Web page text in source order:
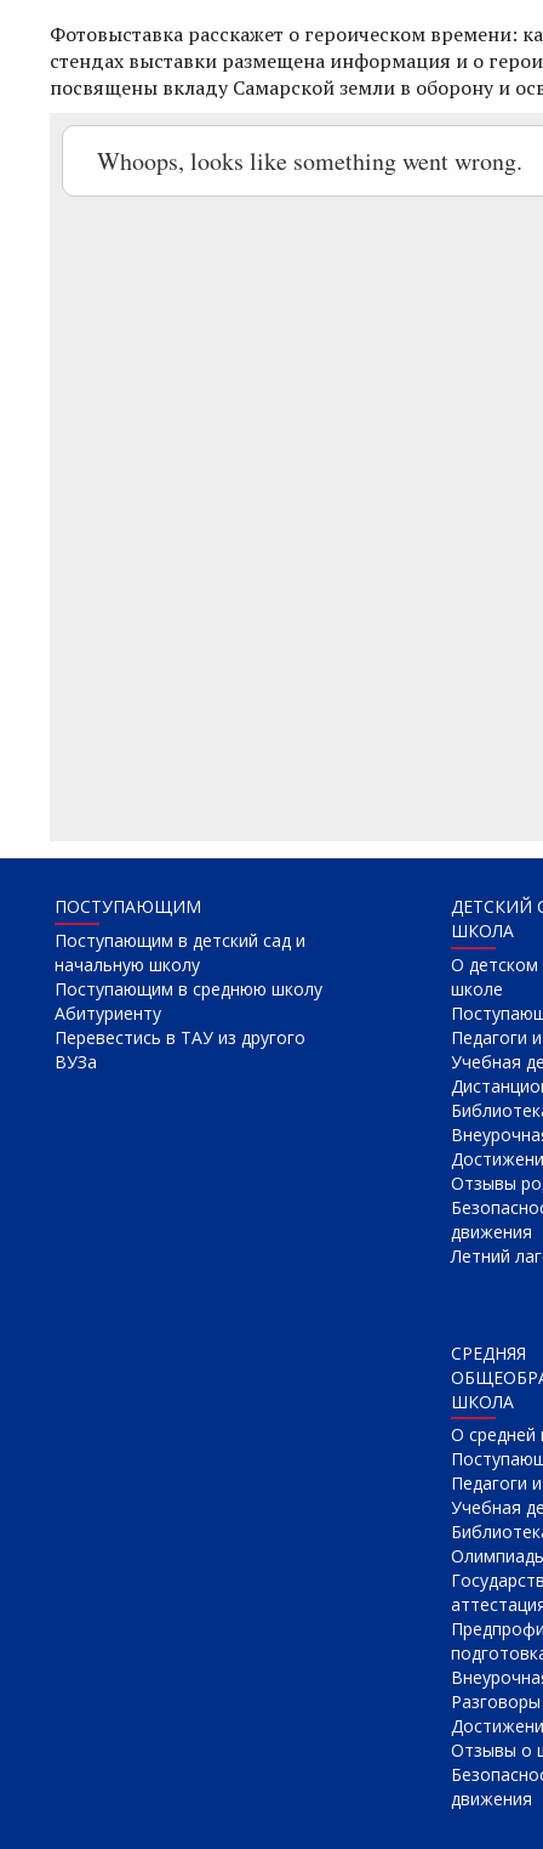
Фотовыставка расскажет о героическом времени:
стендах выставки размещена информация и о
посвящены вкладу Самарской земли в оборону и
ПОСТУПАЮЩИМ
Поступающим в детский сад и
начальную школу
Поступающим в среднюю школу
Абитуриенту
Перевестись в ТАУ из другого
ВУЗа
ДЕТСКИЙ
ШКОЛА
О детском
школе
Педагоги
Учебная
Отзывы
движения
Летний
СРЕДНЯЯ
ШКОЛА
О cредней
Педагоги
Учебная
Отзывы о
движения